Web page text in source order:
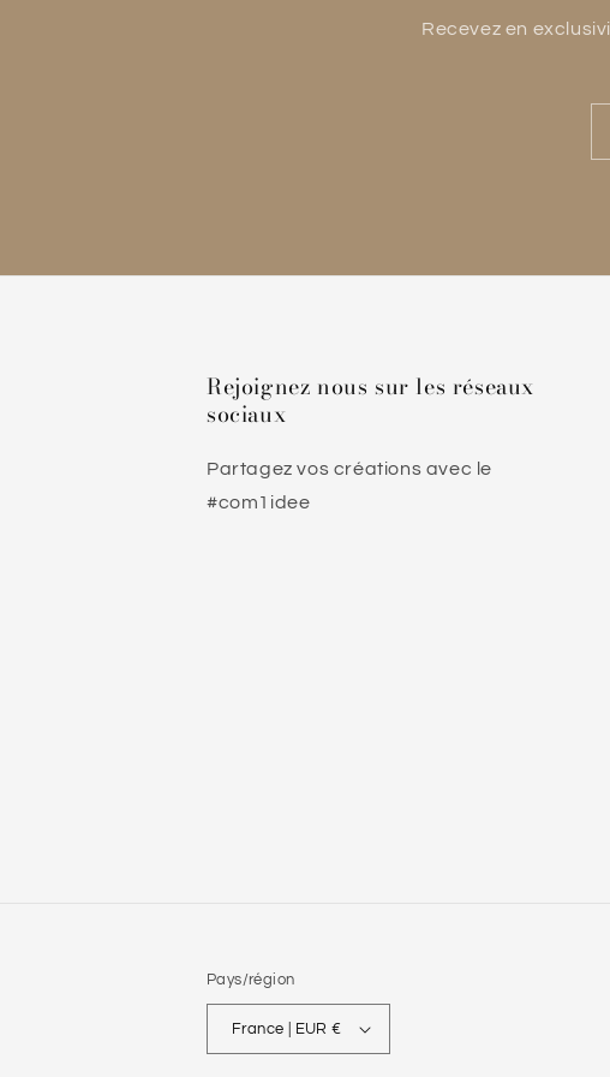
Recevez en
Rejoignez nous sur les réseaux
sociaux
Partagez vos créations avec le
#com1idee
Pays/région
France | EUR €